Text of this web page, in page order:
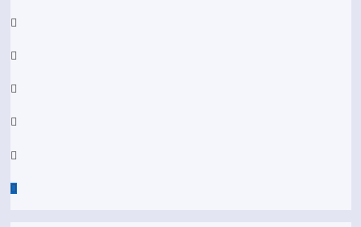
Facebook
YouTube
Telegram
Instagram
Twitter
Google